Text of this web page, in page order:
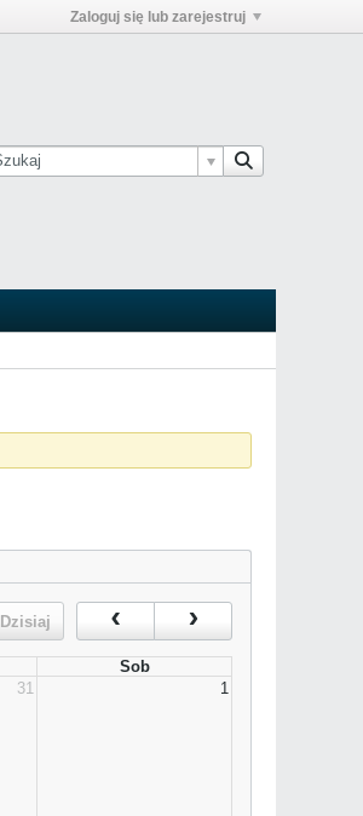
Zaloguj się lub zarejestruj
Dzisiaj
Sob
31 1